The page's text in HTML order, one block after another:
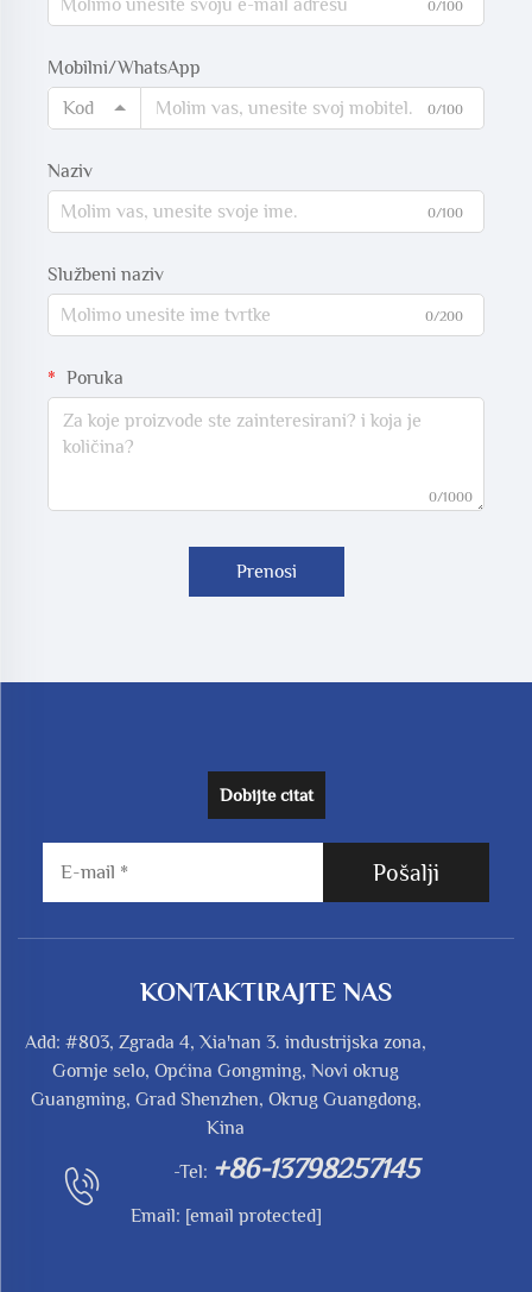
0/100
Mobilni/WhatsApp
Kod
0/100
Naziv
0/100
Službeni naziv
0/200
Poruka
0/1000
Prenosi
Dobijte citat
Pošalji
KONTAKTIRAJTE NAS
Add: #803, Zgrada 4, Xia'nan 3. industrijska zona,
Gornje selo, Općina Gongming, Novi okrug
Guangming, Grad Shenzhen, Okrug Guangdong,
Kina
-Tel: +86-13798257145
Email: [email protected]